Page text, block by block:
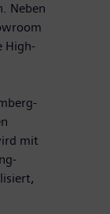
Neben
High-
mit